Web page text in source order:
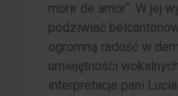
morir de amor“. W jej
podziwiać
ogromną radość w
umiejętności
interpretacje pani